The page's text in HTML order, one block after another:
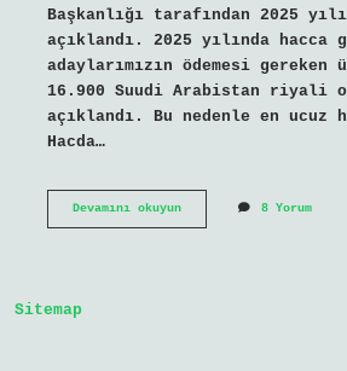
Başkanlığı tarafından 2025
açıklandı. 2025 yılında hacca
adaylarımızın ödemesi
16.900 Suudi Arabistan riyali
açıklandı. Bu nedenle en ucuz
Hacda…
Devamını okuyunBedel
8 Yorum
Sitemap